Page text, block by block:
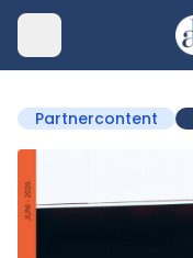
Partnercontent